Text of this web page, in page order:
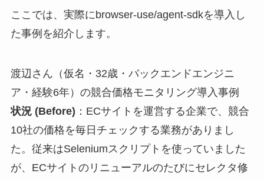
ここでは、実際にbrowser-use/agent-sdkを導入し
た事例を紹介します。
渡辺さん（仮名・32歳・バックエンドエンジニ
ア・経験6年）の競合価格モニタリング導入事例
状況 (Before) ：ECサイトを運営する企業で、競合
10社の価格を毎日チェックする業務がありまし
た。従来はSeleniumスクリプトを使っていました
が、ECサイトのリニューアルのたびにセレクタ修